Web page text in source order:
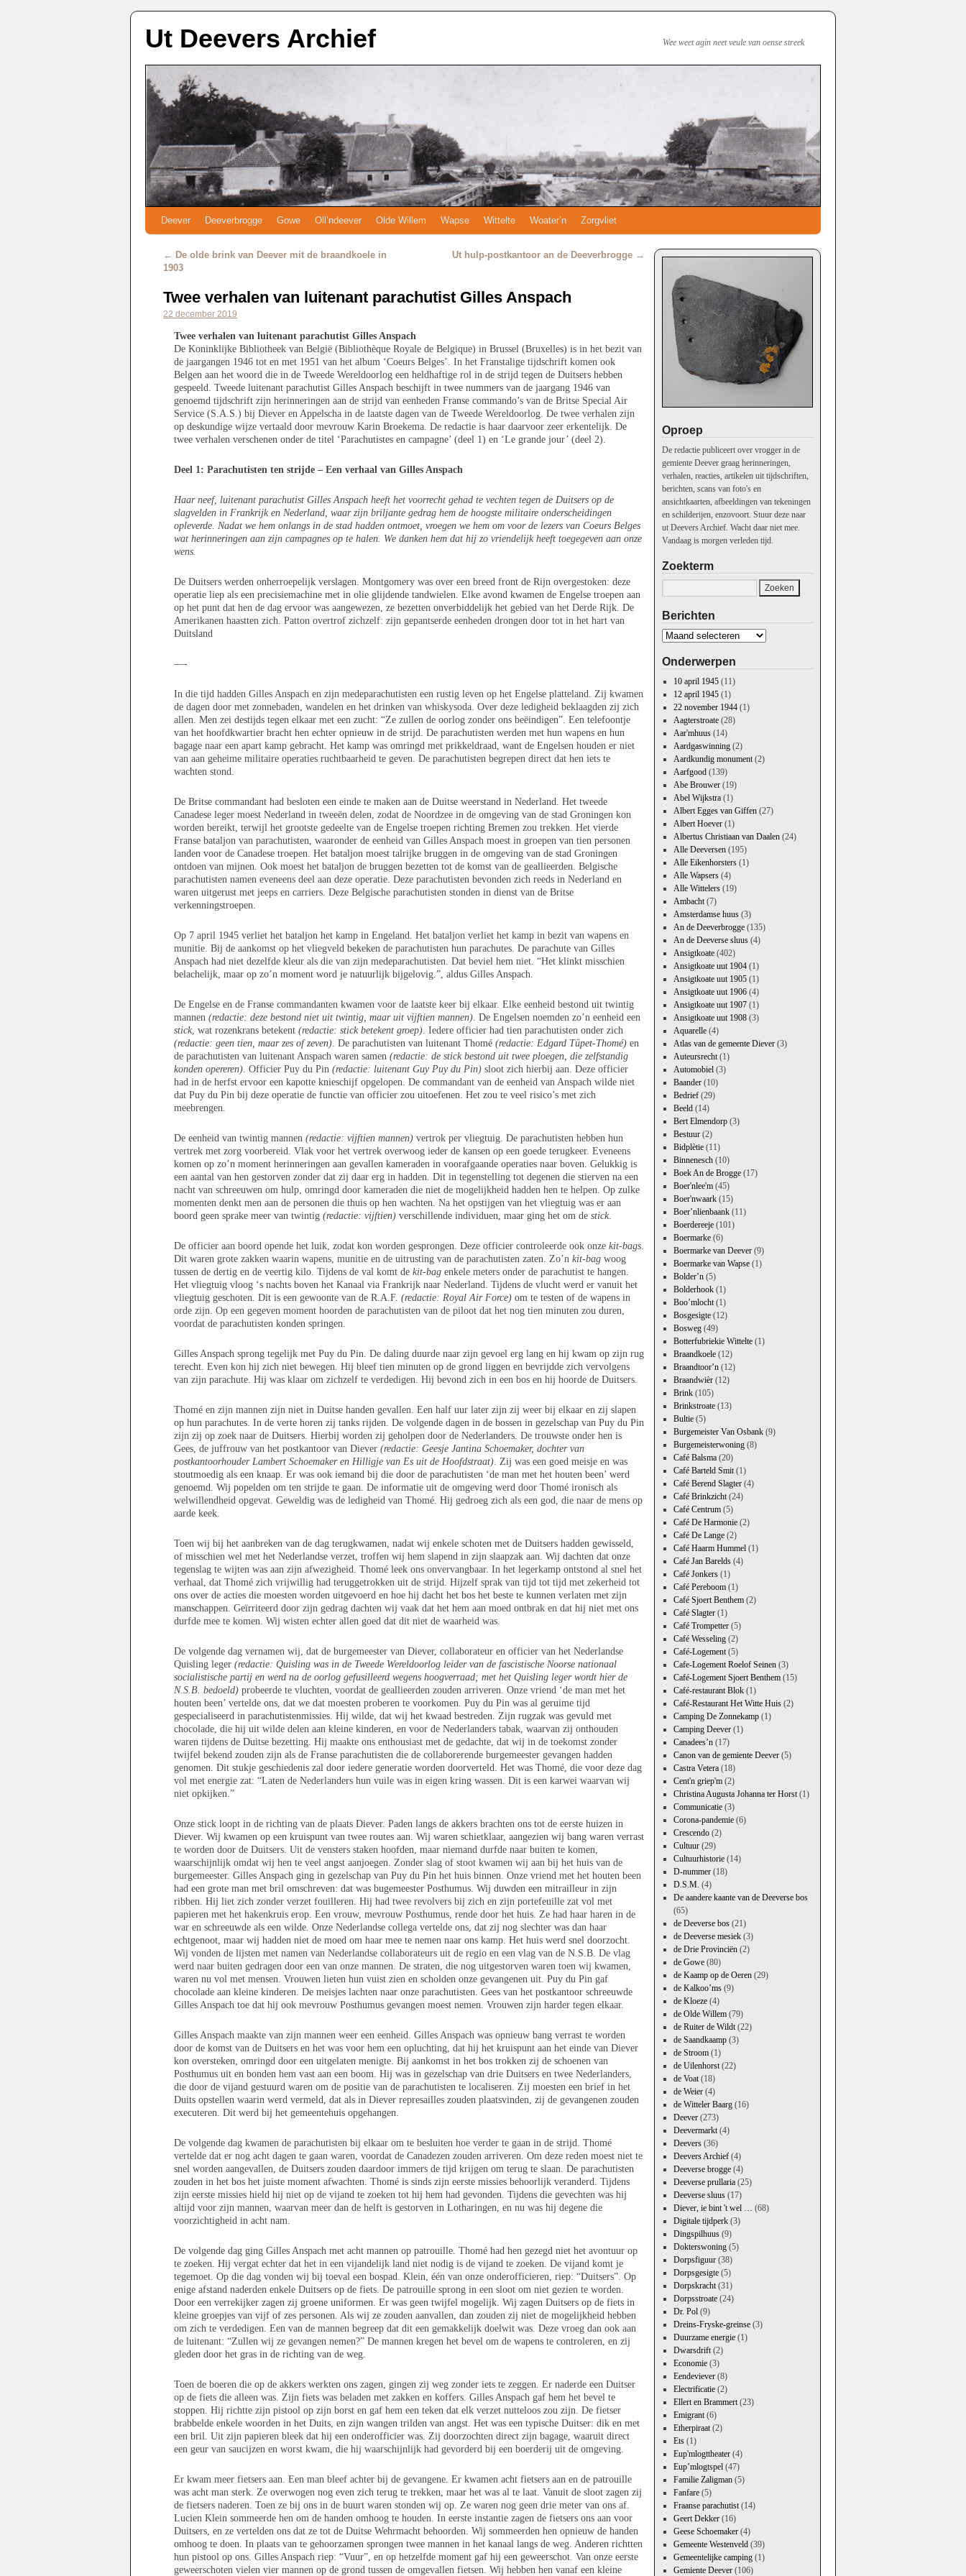
Ut Deevers Archief Wee weet agin neet veule van oense streek
Deever Deeverbrogge Gowe Oll’ndeever Olde Willem Wapse Wittelte Woater’n Zorgvliet
← De olde brink van Deever mit de braandkoele in
1903
Ut hulp-postkantoor an de Deeverbrogge →
Twee verhalen van luitenant parachutist Gilles Anspach
22 december 2019
Twee verhalen van luitenant parachutist Gilles Anspach
De Koninklijke Bibliotheek van België (Bibliothèque Royale de Belgique) in Brussel (Bruxelles) is in het bezit van
de jaargangen 1946 tot en met 1951 van het album ‘Coeurs Belges’. In het Franstalige tijdschrift komen ook
Belgen aan het woord die in de Tweede Wereldoorlog een heldhaftige rol in de strijd tegen de Duitsers hebben
gespeeld. Tweede luitenant parachutist Gilles Anspach beschijft in twee nummers van de jaargang 1946 van
genoemd tijdschrift zijn herinneringen aan de strijd van eenheden Franse commando’s van de Britse Special Air
Service (S.A.S.) bij Diever en Appelscha in de laatste dagen van de Tweede Wereldoorlog. De twee verhalen zijn
op deskundige wijze vertaald door mevrouw Karin Broekema. De redactie is haar daarvoor zeer erkentelijk. De
twee verhalen verschenen onder de titel ‘Parachutistes en campagne’ (deel 1) en ‘Le grande jour’ (deel 2).
Deel 1: Parachutisten ten strijde – Een verhaal van Gilles Anspach
Haar neef, luitenant parachutist Gilles Anspach heeft het voorrecht gehad te vechten tegen de Duitsers op de
slagvelden in Frankrijk en Nederland, waar zijn briljante gedrag hem de hoogste militaire onderscheidingen
opleverde. Nadat we hem onlangs in de stad hadden ontmoet, vroegen we hem om voor de lezers van Coeurs Belges
wat herinneringen aan zijn campagnes op te halen. We danken hem dat hij zo vriendelijk heeft toegegeven aan onze
wens.
De Duitsers werden onherroepelijk verslagen. Montgomery was over een breed front de Rijn overgestoken: deze
operatie liep als een precisiemachine met in olie glijdende tandwielen. Elke avond kwamen de Engelse troepen aan
op het punt dat hen de dag ervoor was aangewezen, ze bezetten onverbiddelijk het gebied van het Derde Rijk. De
Amerikanen haastten zich. Patton overtrof zichzelf: zijn gepantserde eenheden drongen door tot in het hart van
Duitsland
—-
In die tijd hadden Gilles Anspach en zijn medeparachutisten een rustig leven op het Engelse platteland. Zij kwamen
de dagen door met zonnebaden, wandelen en het drinken van whiskysoda. Over deze ledigheid beklaagden zij zich
allen. Men zei destijds tegen elkaar met een zucht: “Ze zullen de oorlog zonder ons beëindigen”. Een telefoontje
van het hoofdkwartier bracht hen echter opnieuw in de strijd. De parachutisten werden met hun wapens en hun
bagage naar een apart kamp gebracht. Het kamp was omringd met prikkeldraad, want de Engelsen houden er niet
van aan geheime militaire operaties ruchtbaarheid te geven. De parachutisten begrepen direct dat hen iets te
wachten stond.
De Britse commandant had besloten een einde te maken aan de Duitse weerstand in Nederland. Het tweede
Canadese leger moest Nederland in tweeën delen, zodat de Noordzee in de omgeving van de stad Groningen kon
worden bereikt, terwijl het grootste gedeelte van de Engelse troepen richting Bremen zou trekken. Het vierde
Franse bataljon van parachutisten, waaronder de eenheid van Gilles Anspach moest in groepen van tien personen
landen voor de Canadese troepen. Het bataljon moest talrijke bruggen in de omgeving van de stad Groningen
ontdoen van mijnen. Ook moest het bataljon de bruggen bezetten tot de komst van de geallieerden. Belgische
parachutisten namen eveneens deel aan deze operatie. Deze parachutisten bevonden zich reeds in Nederland en
waren uitgerust met jeeps en carriers. Deze Belgische parachutisten stonden in dienst van de Britse
verkenningstroepen.
Op 7 april 1945 verliet het bataljon het kamp in Engeland. Het bataljon verliet het kamp in bezit van wapens en
munitie. Bij de aankomst op het vliegveld bekeken de parachutisten hun parachutes. De parachute van Gilles
Anspach had niet dezelfde kleur als die van zijn medeparachutisten. Dat beviel hem niet. “Het klinkt misschien
belachelijk, maar op zo’n moment word je natuurlijk bijgelovig.”, aldus Gilles Anspach.
De Engelse en de Franse commandanten kwamen voor de laatste keer bij elkaar. Elke eenheid bestond uit twintig
mannen (redactie: deze bestond niet uit twintig, maar uit vijftien mannen) . De Engelsen noemden zo’n eenheid een
stick, wat rozenkrans betekent (redactie: stick betekent groep) . Iedere officier had tien parachutisten onder zich
(redactie: geen tien, maar zes of zeven) . De parachutisten van luitenant Thomé (redactie: Edgard Tüpet-Thomé) en
de parachutisten van luitenant Anspach waren samen (redactie: de stick bestond uit twee ploegen, die zelfstandig
konden opereren) . Officier Puy du Pin (redactie: luitenant Guy Puy du Pin) sloot zich hierbij aan. Deze officier
had in de herfst ervoor een kapotte knieschijf opgelopen. De commandant van de eenheid van Anspach wilde niet
dat Puy du Pin bij deze operatie de functie van officier zou uitoefenen. Het zou te veel risico’s met zich
meebrengen.
De eenheid van twintig mannen (redactie: vijftien mannen) vertrok per vliegtuig. De parachutisten hebben hun
vertrek met zorg voorbereid. Vlak voor het vertrek overwoog ieder de kansen op een goede terugkeer. Eveneens
komen op zo’n moment herinneringen aan gevallen kameraden in voorafgaande operaties naar boven. Gelukkig is
een aantal van hen gestorven zonder dat zij daar erg in hadden. Dit in tegenstelling tot degenen die stierven na een
nacht van schreeuwen om hulp, omringd door kameraden die niet de mogelijkheid hadden hen te helpen. Op zulke
momenten denkt men aan de personen die thuis op hen wachten. Na het opstijgen van het vliegtuig was er aan
boord geen sprake meer van twintig (redactie: vijftien) verschillende individuen, maar ging het om de stick.
De officier aan boord opende het luik, zodat kon worden gesprongen. Deze officier controleerde ook onze kit-bags
Dit waren grote zakken waarin wapens, munitie en de uitrusting van de parachutisten zaten. Zo’n kit-bag woog
tussen de dertig en de veertig kilo. Tijdens de val komt de kit-bag enkele meters onder de parachutist te hangen.
Het vliegtuig vloog ‘s nachts boven het Kanaal via Frankrijk naar Nederland. Tijdens de vlucht werd er vanuit het
vliegtuig geschoten. Dit is een gewoonte van de R.A.F. (redactie: Royal Air Force) om te testen of de wapens in
orde zijn. Op een gegeven moment hoorden de parachutisten van de piloot dat het nog tien minuten zou duren,
voordat de parachutisten konden springen.
Gilles Anspach sprong tegelijk met Puy du Pin. De daling duurde naar zijn gevoel erg lang en hij kwam op zijn rug
terecht. Even kon hij zich niet bewegen. Hij bleef tien minuten op de grond liggen en bevrijdde zich vervolgens
van zijn parachute. Hij was klaar om zichzelf te verdedigen. Hij bevond zich in een bos en hij hoorde de Duitsers.
Thomé en zijn mannen zijn niet in Duitse handen gevallen. Een half uur later zijn zij weer bij elkaar en zij slapen
op hun parachutes. In de verte horen zij tanks rijden. De volgende dagen in de bossen in gezelschap van Puy du Pin
zijn zij op zoek naar de Duitsers. Hierbij worden zij geholpen door de Nederlanders. De trouwste onder hen is
Gees, de juffrouw van het postkantoor van Diever (redactie: Geesje Jantina Schoemaker, dochter van
postkantoorhouder Lambert Schoemaker en Hilligje van Es uit de Hoofdstraat) . Zij was een goed meisje en was
stoutmoedig als een knaap. Er was ook iemand bij die door de parachutisten ‘de man met het houten been’ werd
genoemd. Wij popelden om ten strijde te gaan. De informatie uit de omgeving werd door Thomé ironisch als
welwillendheid opgevat. Geweldig was de ledigheid van Thomé. Hij gedroeg zich als een god, die naar de mens op
aarde keek.
Toen wij bij het aanbreken van de dag terugkwamen, nadat wij enkele schoten met de Duitsers hadden gewisseld,
of misschien wel met het Nederlandse verzet, troffen wij hem slapend in zijn slaapzak aan. Wij dachten dat onze
tegenslag te wijten was aan zijn afwezigheid. Thomé leek ons onvervangbaar. In het legerkamp ontstond al snel het
verhaal, dat Thomé zich vrijwillig had teruggetrokken uit de strijd. Hijzelf sprak van tijd tot tijd met zekerheid tot
ons over de acties die moesten worden uitgevoerd en hoe hij dacht het bos het beste te kunnen verlaten met zijn
manschappen. Geïrriteerd door zijn gedrag dachten wij vaak dat het hem aan moed ontbrak en dat hij niet met ons
durfde mee te komen. Wij wisten echter allen goed dat dit niet de waarheid was.
De volgende dag vernamen wij, dat de burgemeester van Diever, collaborateur en officier van het Nederlandse
Quisling leger (redactie: Quisling was in de Tweede Wereldoorlog leider van de fascistische Noorse nationaal
socialistische partij en werd na de oorlog gefusilleerd wegens hoogverraad; met het Quisling leger wordt hier de
N.S.B. bedoeld) probeerde te vluchten, voordat de geallieerden zouden arriveren. Onze vriend ‘de man met het
houten been’ vertelde ons, dat we dat moesten proberen te voorkomen. Puy du Pin was al geruime tijd
gespecialiseerd in parachutistenmissies. Hij wilde, dat wij het kwaad bestreden. Zijn rugzak was gevuld met
chocolade, die hij uit wilde delen aan kleine kinderen, en voor de Nederlanders tabak, waarvan zij onthouden
waren tijdens de Duitse bezetting. Hij maakte ons enthousiast met de gedachte, dat wij in de toekomst zonder
twijfel bekend zouden zijn als de Franse parachutisten die de collaborerende burgemeester gevangen hadden
genomen. Dit stukje geschiedenis zal door iedere generatie worden doorverteld. Het was Thomé, die voor deze dag
vol met energie zat: “Laten de Nederlanders hun vuile was in eigen kring wassen. Dit is een karwei waarvan wij
niet opkijken.”
Onze stick loopt in de richting van de plaats Diever. Paden langs de akkers brachten ons tot de eerste huizen in
Diever. Wij kwamen op een kruispunt van twee routes aan. Wij waren schietklaar, aangezien wij bang waren verrast
te worden door de Duitsers. Uit de vensters staken hoofden, maar niemand durfde naar buiten te komen,
waarschijnlijk omdat wij hen te veel angst aanjoegen. Zonder slag of stoot kwamen wij aan bij het huis van de
burgemeester. Gilles Anspach ging in gezelschap van Puy du Pin het huis binnen. Onze vriend met het houten been
had een grote man met bril omschreven: dat was bugemeester Posthumus. Wij duwden een mitrailleur in zijn
ribben. Hij liet zich zonder verzet fouilleren. Hij had twee revolvers bij zich en zijn portefeuille zat vol met
papieren met het hakenkruis erop. Een vrouw, mevrouw Posthumus, rende door het huis. Ze had haar haren in de
war en schreeuwde als een wilde. Onze Nederlandse collega vertelde ons, dat zij nog slechter was dan haar
echtgenoot, maar wij hadden niet de moed om haar mee te nemen naar ons kamp. Het huis werd snel doorzocht.
Wij vonden de lijsten met namen van Nederlandse collaborateurs uit de regio en een vlag van de N.S.B. De vlag
werd naar buiten gedragen door een van onze mannen. De straten, die nog uitgestorven waren toen wij kwamen,
waren nu vol met mensen. Vrouwen lieten hun vuist zien en scholden onze gevangenen uit. Puy du Pin gaf
chocolade aan kleine kinderen. De meisjes lachten naar onze parachutisten. Gees van het postkantoor schreeuwde
Gilles Anspach toe dat hij ook mevrouw Posthumus gevangen moest nemen. Vrouwen zijn harder tegen elkaar.
Gilles Anspach maakte van zijn mannen weer een eenheid. Gilles Anspach was opnieuw bang verrast te worden
door de komst van de Duitsers en het was voor hem een opluchting, dat hij het kruispunt aan het einde van Diever
kon oversteken, omringd door een uitgelaten menigte. Bij aankomst in het bos trokken zij de schoenen van
Posthumus uit en bonden hem vast aan een boom. Hij was in gezelschap van drie Duitsers en twee Nederlanders,
die door de vijand gestuurd waren om de positie van de parachutisten te localiseren. Zij moesten een brief in het
Duits opstellen waarin werd vermeld, dat als in Diever represailles zouden plaatsvinden, zij de gevangenen zouden
executeren. Dit werd bij het gemeentehuis opgehangen.
De volgende dag kwamen de parachutisten bij elkaar om te besluiten hoe verder te gaan in de strijd. Thomé
vertelde dat er nog acht dagen te gaan waren, voordat de Canadezen zouden arriveren. Om deze reden moest niet te
snel worden aangevallen, de Duitsers zouden daardoor immers de tijd krijgen om terug te slaan. De parachutisten
zouden in het bos het juiste moment afwachten. Thomé is sinds zijn eerste missies behoorlijk veranderd. Tijdens
zijn eerste missies hield hij niet op de vijand te zoeken tot hij hem had gevonden. Tijdens die gevechten was hij
altijd voor zijn mannen, waarvan meer dan de helft is gestorven in Lotharingen, en nu was hij degene die
voorzichtigheid in acht nam.
De volgende dag ging Gilles Anspach met acht mannen op patrouille. Thomé had hen gezegd niet het avontuur op
te zoeken. Hij vergat echter dat het in een vijandelijk land niet nodig is de vijand te zoeken. De vijand komt je
tegemoet. Op die dag vonden wij bij toeval een bospad. Klein, één van onze onderofficieren, riep: “Duitsers”. Op
enige afstand naderden enkele Duitsers op de fiets. De patrouille sprong in een sloot om niet gezien te worden.
Door een verrekijker zagen zij groene uniformen. Er was geen twijfel mogelijk. Wij zagen Duitsers op de fiets in
kleine groepjes van vijf of zes personen. Als wij ze zouden aanvallen, dan zouden zij niet de mogelijkheid hebben
om zich te verdedigen. Een van de mannen begreep dat dit een gemakkelijk doelwit was. Deze vroeg dan ook aan
de luitenant: “Zullen wij ze gevangen nemen?” De mannen kregen het bevel om de wapens te controleren, en zij
gleden door het gras in de richting van de weg.
Toen de boeren die op de akkers werkten ons zagen, gingen zij weg zonder iets te zeggen. Er naderde een Duitser
op de fiets die alleen was. Zijn fiets was beladen met zakken en koffers. Gilles Anspach gaf hem het bevel te
stoppen. Hij richtte zijn pistool op zijn borst en gaf hem een teken dat elk verzet nutteloos zou zijn. De fietser
brabbelde enkele woorden in het Duits, en zijn wangen trilden van angst. Het was een typische Duitser: dik en met
een bril. Uit zijn papieren bleek dat hij een onderofficier was. Zij doorzochten direct zijn bagage, waaruit direct
een geur van saucijzen en worst kwam, die hij waarschijnlijk had gevorderd bij een boerderij uit de omgeving.
Er kwam meer fietsers aan. Een man bleef achter bij de gevangene. Er kwamen acht fietsers aan en de patrouille
was acht man sterk. Ze overwogen nog even zich terug te trekken, maar het was al te laat. Vanuit de sloot zagen zij
de fietsers naderen. Toen ze bij ons in de buurt waren stonden wij op. Ze waren nog geen drie meter van ons af.
Lucien Klein sommeerde hen om de handen omhoog te houden. In eerste instantie zagen de fietsers ons aan voor
Duitsers, en ze vertelden ons dat ze tot de Duitse Wehrmacht behoorden. Wij sommeerden hen opnieuw de handen
omhoog te doen. In plaats van te gehoorzamen sprongen twee mannen in het kanaal langs de weg. Anderen richtten
hun pistool op ons. Gilles Anspach riep: “Vuur”, en op hetzelfde moment gaf hij een geweerschot. Van onze eerste
geweerschoten vielen vier mannen op de grond tussen de omgevallen fietsen. Wij hebben hen vanaf een kleine
Oproep
De redactie publiceert over vrogger in de
gemiente Deever graag herinneringen,
verhalen, reacties, artikelen uit tijdschriften,
berichten, scans van foto's en
ansichtkaarten, afbeeldingen van tekeningen
en schilderijen, enzovoort. Stuur deze naar
ut Deevers Archief. Wacht daar niet mee.
Vandaag is morgen verleden tijd.
Zoekterm
Berichten
Onderwerpen
10 april 1945(11)
12 april 1945(1)
22 november 1944(1)
Aagterstroate(28)
Aar'mhuus(14)
Aardgaswinning(2)
Aardkundig monument(2)
Aarfgood(139)
Abe Brouwer(19)
Abel Wijkstra(1)
Albert Egges van Giffen(27)
Albert Hoever(1)
Albertus Christiaan van Daalen(24)
Alle Deeversen(195)
Alle Eikenhorsters(1)
Alle Wapsers(4)
Alle Wittelers(19)
Ambacht(7)
Amsterdamse huus(3)
An de Deeverbrogge(135)
An de Deeverse sluus(4)
Ansigtkoate(402)
Ansigtkoate uut 1904(1)
Ansigtkoate uut 1905(1)
Ansigtkoate uut 1906(4)
Ansigtkoate uut 1907(1)
Ansigtkoate uut 1908(3)
Aquarelle(4)
Atlas van de gemeente Diever(3)
Auteursrecht(1)
Automobiel(3)
Baander(10)
Bedrief(29)
Beeld(14)
Bert Elmendorp(3)
Bestuur(2)
Bidplètie(11)
Binnenesch(10)
Boek An de Brogge(17)
Boer'nlee'm(45)
Boer'nwaark(15)
Boer’nlienbaank(11)
Boerdereeje(101)
Boermarke(6)
Boermarke van Deever(9)
Boermarke van Wapse(1)
Bolder’n(5)
Bolderhook(1)
Boo’mlocht(1)
Bosgesigte(12)
Bosweg(49)
Botterfubriekie Wittelte(1)
Braandkoele(12)
Braandtoor’n(12)
Braandwièr(12)
Brink(105)
Brinkstroate(13)
Bultie(5)
Burgemeister Van Osbank(9)
Burgemeisterwoning(8)
Café Balsma(20)
Café Barteld Smit(1)
Café Berend Slagter(4)
Café Brinkzicht(24)
Café Centrum(5)
Café De Harmonie(2)
Café De Lange(2)
Café Haarm Hummel(1)
Café Jan Barelds(4)
Café Jonkers(1)
Café Pereboom(1)
Café Sjoert Benthem(2)
Café Slagter(1)
Café Trompetter(5)
Café Wesseling(2)
Café-Logement(5)
Cafe-Logement Roelof Seinen(3)
Café-Logement Sjoert Benthem(15)
Café-restaurant Blok(1)
Café-Restaurant Het Witte Huis(2)
Camping De Zonnekamp(1)
Camping Deever(1)
Canadees’n(17)
Canon van de gemiente Deever(5)
Castra Vetera(18)
Cent'n griep'm(2)
Christina Augusta Johanna ter Horst(1)
Communicatie(3)
Corona-pandemie(6)
Crescendo(2)
Cultuur(29)
Cultuurhistorie(14)
D-nummer(18)
D.S.M. (4)
De aandere kaante van de Deeverse bos
(65)
de Deeverse bos(21)
de Deeverse mesiek(3)
de Drie Provinciën(2)
de Gowe(80)
de Kaamp op de Oeren(29)
de Kalkoo’ms(9)
de Kloeze(4)
de Olde Willem(79)
de Ruiter de Wildt(22)
de Saandkaamp(3)
de Stroom(1)
de Uilenhorst(22)
de Voat(18)
de Weier(4)
de Witteler Baarg(16)
Deever(273)
Deevermarkt(4)
Deevers(36)
Deevers Archief(4)
Deeverse brogge(4)
Deeverse prullaria(25)
Deeverse sluus(17)
Diever, ie bint 't wel … (68)
Digitale tijdperk(3)
Dingspilhuus(9)
Dokterswoning(5)
Dorpsfiguur(38)
Dorpsgesigte(5)
Dorpskracht(31)
Dorpsstroate(24)
Dr. Pol(9)
Dreins-Fryske-greinse(3)
Duurzame energie(1)
Dwarsdrift(2)
Economie(3)
Eendeviever(8)
Electrificatie(2)
Ellert en Brammert(23)
Emigrant(6)
Etherpiraat(2)
Ets(1)
Eup'mlogttheater(4)
Eup’mlogtspel(47)
Familie Zaligman(5)
Fanfare(5)
Fraanse parachutist(14)
Geert Dekker(16)
Geese Schoemaker(4)
Gemeente Westenveld(39)
Gemeentelijke camping(1)
Gemiente Deever(106)